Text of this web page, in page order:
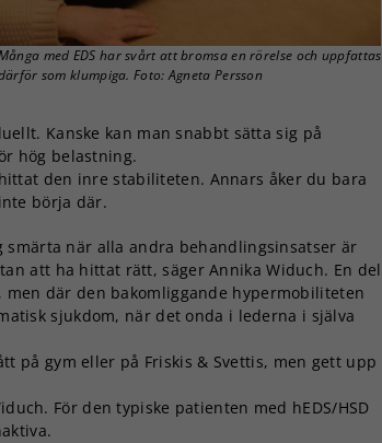
med EDS har svårt att bromsa en rörelse och uppfattas
som klumpiga. Foto: Agneta Persson
Kanske kan man snabbt sätta sig på
hög belastning.
den inre stabiliteten. Annars åker du bara
börja där.
när alla andra behandlingsinsatser är
att ha hittat rätt, säger Annika Widuch. En del
där den bakomliggande hypermobiliteten
sjukdom, när det onda i lederna i själva
på gym eller på Friskis & Svettis, men gett upp
För den typiske patienten med hEDS/HSD
hur
hemsidan
Upplevelse
bra som
möjligt under
ditt besök.
Om du nekar
kakorna
funktionalitet
att försvinna